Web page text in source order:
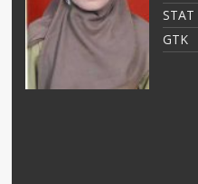
STAT
GTK